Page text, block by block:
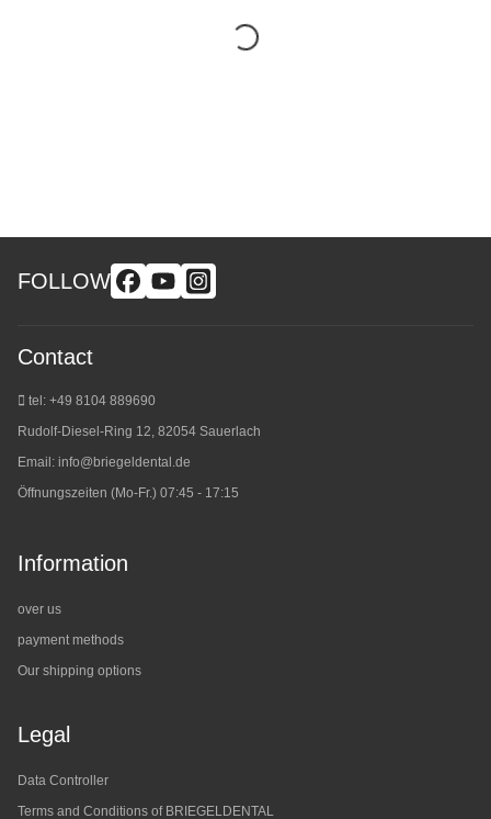
FOLLOW
Contact
tel: +49 8104 889690
Rudolf-Diesel-Ring 12, 82054 Sauerlach
Email: info@briegeldental.de
Öffnungszeiten (Mo-Fr.) 07:45 - 17:15
Information
over us
payment methods
Our shipping options
Legal
Data Controller
Terms and Conditions of BRIEGELDENTAL